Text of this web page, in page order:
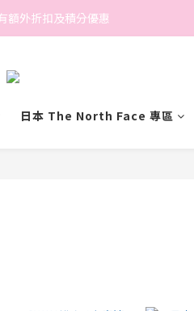
(離島區及偏遠地區除外)
額外折扣及積分優惠
日本 The North Face 專區